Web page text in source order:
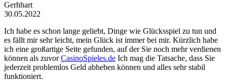
Gerhhart
30.05.2022
Ich habe es schon lange geliebt, Dinge wie Glücksspiel zu tun und
es fällt mir sehr leicht, mein Glück ist immer bei mir. Kürzlich habe
ich eine großartige Seite gefunden, auf der Sie noch mehr verdienen
können als zuvorCasinoSpieles.de Ich mag die Tatsache, dass Sie
jederzeit problemlos Geld abheben können und alles sehr stabil
funktioniert.